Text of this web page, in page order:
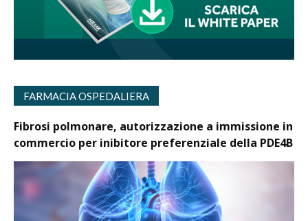
FARMACIA OSPEDALIERA
Fibrosi polmonare, autorizzazione a immissione in
commercio per inibitore preferenziale della PDE4B